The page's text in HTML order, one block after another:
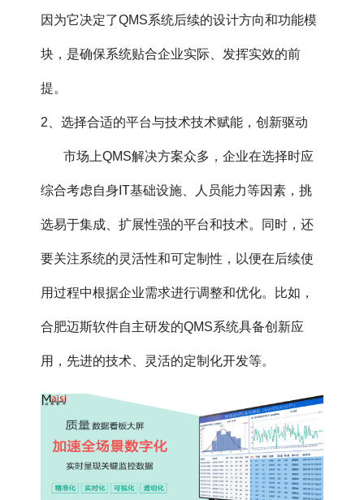
因为它决定了QMS系统后续的设计方向和功能模
块，是确保系统贴合企业实际、发挥实效的前
提。
2、选择合适的平台与技术技术赋能，创新驱动
市场上QMS解决方案众多，企业在选择时应
综合考虑自身IT基础设施、人员能力等因素，挑
选易于集成、扩展性强的平台和技术。同时，还
要关注系统的灵活性和可定制性，以便在后续使
用过程中根据企业需求进行调整和优化。比如，
合肥迈斯软件自主研发的QMS系统具备创新应
用，先进的技术、灵活的定制化开发等。